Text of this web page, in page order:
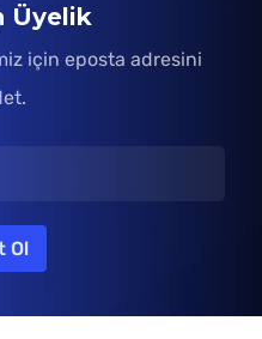
Üyelik
için eposta adresini